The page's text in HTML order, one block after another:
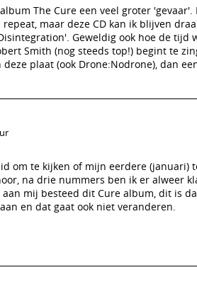
The Cure een veel groter
maar deze CD kan ik blijven
Geweldig ook hoe de tijd
Smith (nog steeds top!) begint te
plaat (ook Drone:Nodrone), dan
om te kijken of mijn eerdere (januari)
na drie nummers ben ik er alweer
mij besteed dit Cure album, dit is
en dat gaat ook niet veranderen.